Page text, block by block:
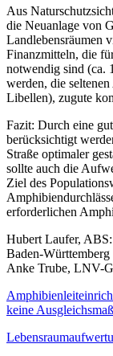
Aus
die Neuanlage von
Landlebensräumen
Finanzmitteln, die
notwendig sind (ca.
werden, die
Libellen), zugute
Fazit: Durch eine
berücksichtigt
Straße optimaler
sollte auch die
Ziel des
erforderlichen
Hubert Laufer,
Baden-Württemberg
Anke Trube, LNV-
keine